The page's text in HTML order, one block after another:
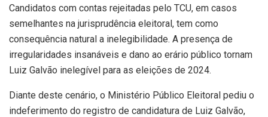
Candidatos com contas rejeitadas pelo TCU, em casos
semelhantes na jurisprudência eleitoral, tem como
consequência natural a inelegibilidade. A presença de
irregularidades insanáveis e dano ao erário público tornam
Luiz Galvão inelegível para as eleições de 2024.
Diante deste cenário, o Ministério Público Eleitoral pediu o
indeferimento do registro de candidatura de Luiz Galvão,